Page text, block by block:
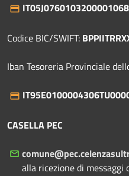
Codice BIC/SWIFT:
Iban Tesoreria Provinciale
CASELLA PEC
alla ricezione di messaggi